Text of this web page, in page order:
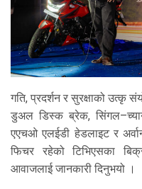
गति, प्रदर्शन र सुरक्षाको
डुअल डिस्क ब्रेक,
एएचओ एलईडी हेडलाइट र
फिचर रहेको टिभिएसका
आवाजलाई जानकारी दिनुभयो ।